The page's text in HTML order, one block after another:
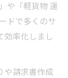
や「軽貨物 運
ドで多くのサ
効率化しまし
や請求書作成